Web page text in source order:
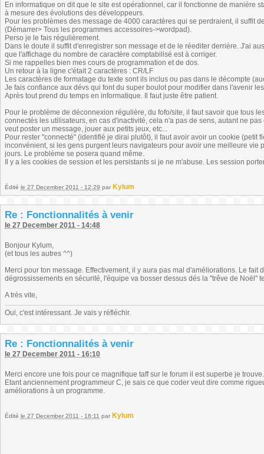
En informatique on dit que le site est opérationnel, car il fonctionne de manière
à mesure des évolutions des développeurs.
Pour les problèmes des message de 4000 caractères qui se perdraient, il suffit
(Démarrer> Tous les programmes accessoires->wordpad).
Perso je le fais régulièrement.
Dans le doute il suffit d'enregistrer son message et de le réediter derrière. J'ai
que l'affichage du nombre de caractère comptabilisé est à corriger.
Si me rappelles bien mes cours de programmation et de dos.
Un retour à la ligne c'était 2 caractères : CR/LF
Les caractères de formatage du texte sont ils inclus ou pas dans le décompte
Je fais confiance aux dévs qui font du super boulot pour modifier dans l'avenir
Après tout prend du temps en informatique. Il faut juste être patient.
Pour le problème de déconnexion régulière, du fofo/site, il faut savoir que tous
connectés les utilisateurs, en cas d'inactivité, cela n'a pas de sens, autant ne
veut poster un message, jouer aux petits jeux, etc...
Pour rester "connecté" (identifié je dirai plutôt), il faut avoir avoir un cookie (petit
inconvénient, si les gens purgent leurs navigateurs pour avoir une meilleure
jours. Le problème se posera quand même.
Il y a les cookies de session et les persistants si je ne m'abuse. Les session
Édité le 27 December 2011 - 12:29 par Kylum
Re : Fonctionnalités à venir
le 27 December 2011 - 14:48
Bonjour Kylum,
(et tous les autres ^^)
Merci pour ton message. Effectivement, il y aura pas mal d'améliorations. Le
dégrossissements en sécurité, l'équipe va bosser dessus dés la "trêve de Noël"
A très vite,
Oui, c'est intéressant. Je vais y réfléchir.
Re : Fonctionnalités à venir
le 27 December 2011 - 16:10
Merci encore une fois pour ce magnifique taff sur le forum il est superbe je trouve.
Etant anciennement programmeur C, je sais ce que coder veut dire comme
améliorations à un programme.
Édité le 27 December 2011 - 16:11 par Kylum